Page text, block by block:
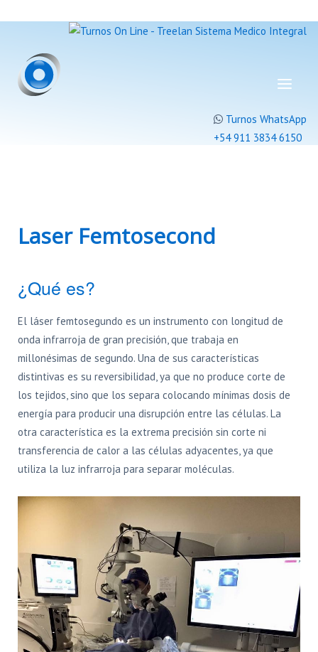
Turnos WhatsApp
+54 911 3834 6150
Laser Femtosecond
¿Qué es?
El láser femtosegundo es un instrumento con longitud de
onda infrarroja de gran precisión, que trabaja en
millonésimas de segundo. Una de sus características
distintivas es su reversibilidad, ya que no produce corte de
los tejidos, sino que los separa colocando mínimas dosis de
energía para producir una disrupción entre las células. La
otra característica es la extrema precisión sin corte ni
transferencia de calor a las células adyacentes, ya que
utiliza la luz infrarroja para separar moléculas.